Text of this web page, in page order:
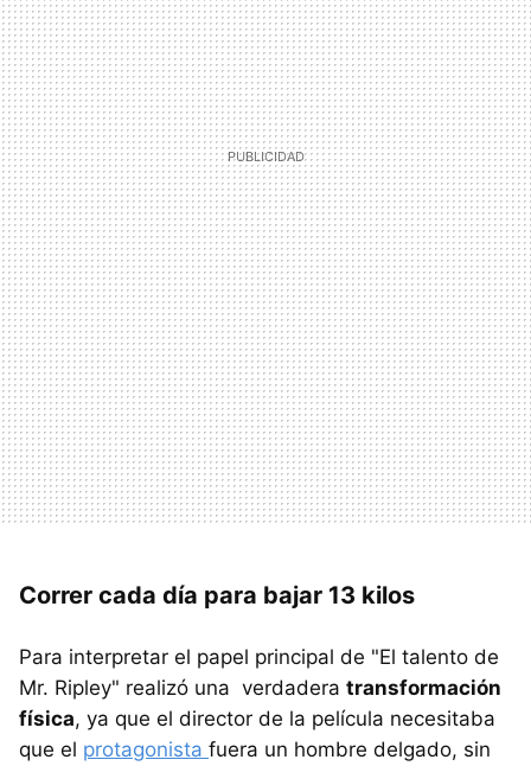
Correr cada día para bajar 13 kilos
Para interpretar el papel principal de "El talento de
Mr. Ripley" realizó una verdadera transformación
física, ya que el director de la película necesitaba
que el protagonista fuera un hombre delgado, sin